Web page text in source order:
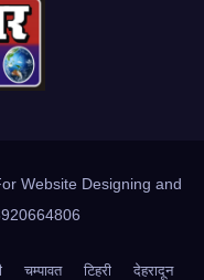
Website Designing and
चम्पावत टिहरी देहरादून